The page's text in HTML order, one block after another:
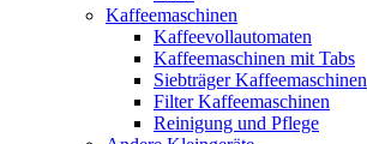
Kaffeemaschinen
Kaffeevollautomaten
Kaffeemaschinen mit Tabs
Siebträger Kaffeemaschinen
Filter Kaffeemaschinen
Reinigung und Pflege